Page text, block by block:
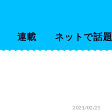
連載 ネットで話題
2021/02/25